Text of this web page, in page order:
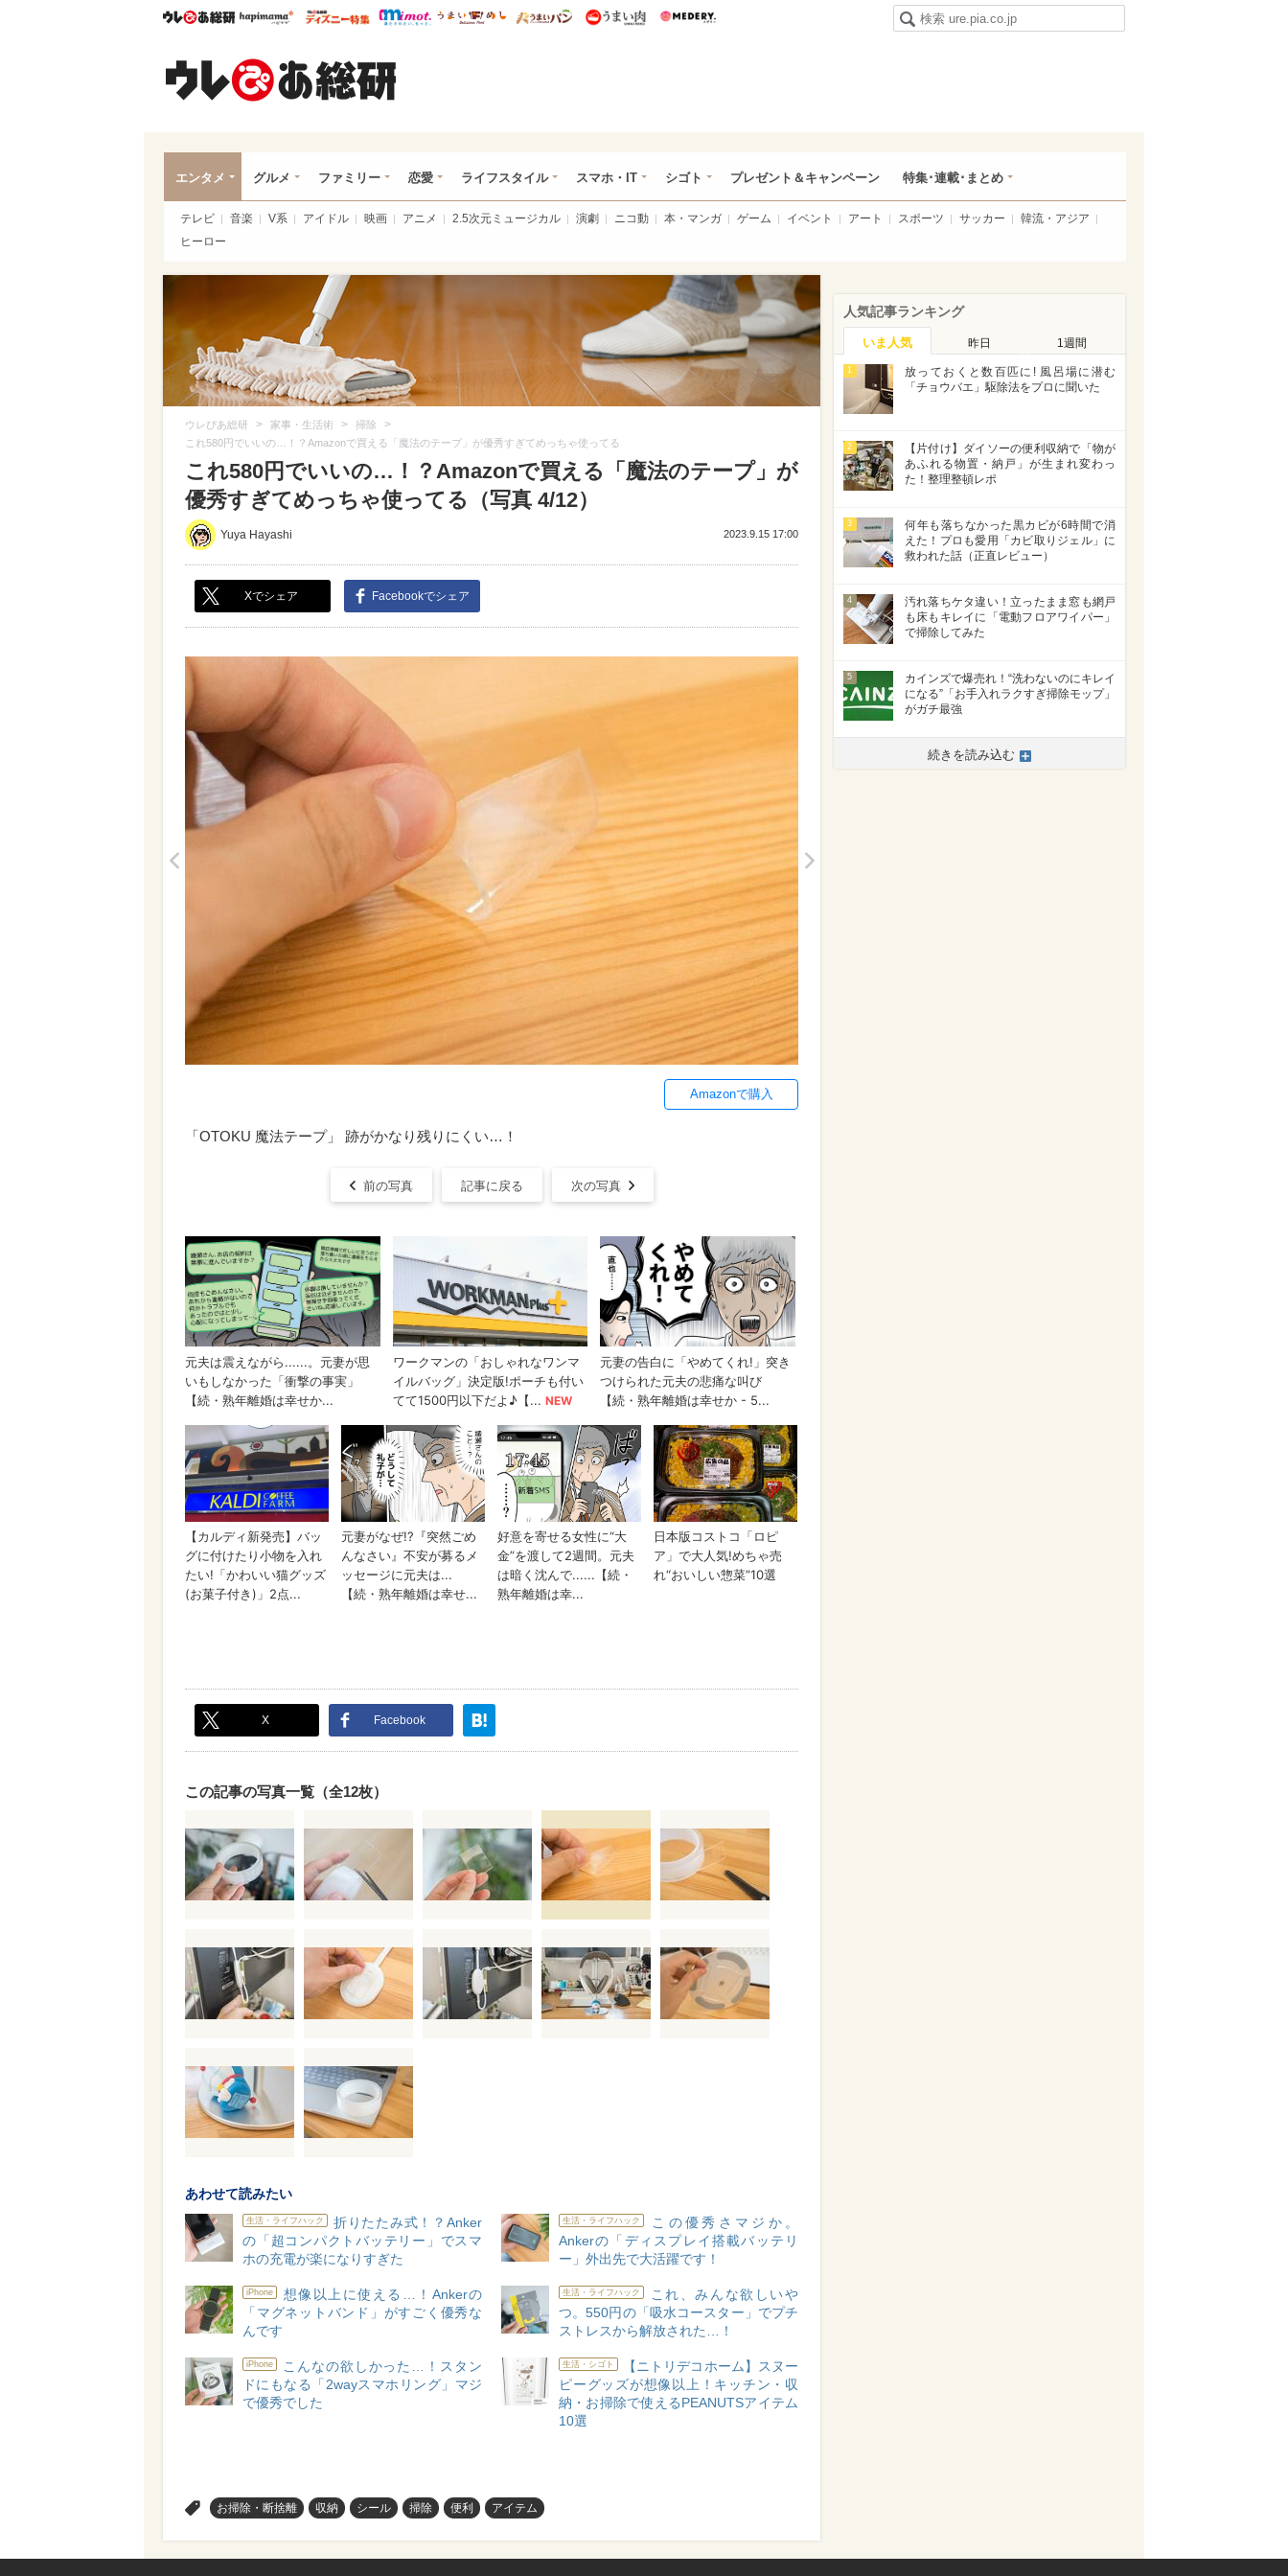
ウレぴあ総研ハピママ* ウレぴあ総研 ディズニー特集
mimot. うまいめし うまいパン うまい肉
エンタメ グルメ ファミリー 恋愛 ライフスタイル スマホ・IT シゴト プレゼント＆キャンペーン 特集･連載･まとめ
テレビ 音楽 V系 アイドル 映画 アニメ 2.5次元ミュージカル 演劇 ニコ動 本・マンガ ゲーム イベント アート スポーツ サッカー
韓流・アジア
ヒーロー
ウレぴあ総研 > 家事・生活術 > 掃除 >
これ580円でいいの…！？Amazonで買える「魔法のテープ」が優秀すぎてめっちゃ使ってる
これ580円でいいの…！？Amazonで買える「魔法のテープ」が
優秀すぎてめっちゃ使ってる（写真 4/12）
Yuya Hayashi 2023.9.15 17:00
Xでシェア Facebookでシェア
Amazonで購入
「OTOKU 魔法テープ」 跡がかなり残りにくい…！
前の写真 記事に戻る 次の写真
X Facebook
この記事の写真一覧（全12枚）
あわせて読みたい
生活・ライフハック
折りたたみ式！？Anker
の「超コンパクトバッテリー」でスマ
ホの充電が楽になりすぎた
生活・ライフハック
この優秀さマジか。
Ankerの「ディスプレイ搭載バッテリ
ー」外出先で大活躍です！
iPhone
想像以上に使える…！Ankerの
「マグネットバンド」がすごく優秀な
んです
生活・ライフハック
これ、みんな欲しいや
つ。550円の「吸水コースター」でプチ
ストレスから解放された…！
iPhone
こんなの欲しかった…！スタン
ドにもなる「2wayスマホリング」マジ
で優秀でした
生活・シゴト
【ニトリデコホーム】スヌー
ピーグッズが想像以上！キッチン・収
納・お掃除で使えるPEANUTSアイテム
10選
お掃除・断捨離 収納 シール 掃除 便利 アイテム
人気記事ランキング
いま人気 昨日 1週間
1
放っておくと数百匹に! 風呂場に潜む
「チョウバエ」駆除法をプロに聞いた
2
【片付け】ダイソーの便利収納で「物が
あふれる物置・納戸」が生まれ変わっ
た！整理整頓レポ
3
何年も落ちなかった黒カビが6時間で消
えた！プロも愛用「カビ取りジェル」に
救われた話（正直レビュー）
4
汚れ落ちケタ違い！立ったまま窓も網戸
も床もキレイに「電動フロアワイパー」
で掃除してみた
5
カインズで爆売れ！“洗わないのにキレイ
になる”「お手入れラクすぎ掃除モップ」
がガチ最強
続きを読み込む